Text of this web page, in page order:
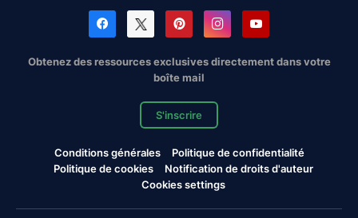
Obtenez des ressources exclusives directement dans votre
boîte mail
S'inscrire
Conditions générales
Politique de confidentialité
Politique de cookies
Notification de droits d'auteur
Cookies settings